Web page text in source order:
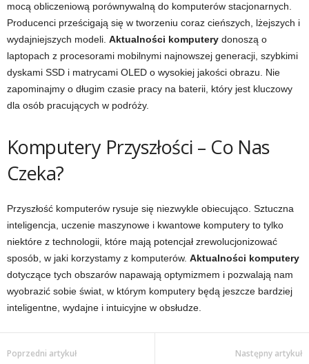
mocą obliczeniową porównywalną do komputerów stacjonarnych.
Producenci prześcigają się w tworzeniu coraz cieńszych, lżejszych i
wydajniejszych modeli. Aktualności komputery donoszą o
laptopach z procesorami mobilnymi najnowszej generacji, szybkimi
dyskami SSD i matrycami OLED o wysokiej jakości obrazu. Nie
zapominajmy o długim czasie pracy na baterii, który jest kluczowy
dla osób pracujących w podróży.
Komputery Przyszłości – Co Nas
Czeka?
Przyszłość komputerów rysuje się niezwykle obiecująco. Sztuczna
inteligencja, uczenie maszynowe i kwantowe komputery to tylko
niektóre z technologii, które mają potencjał zrewolucjonizować
sposób, w jaki korzystamy z komputerów. Aktualności komputery
dotyczące tych obszarów napawają optymizmem i pozwalają nam
wyobrazić sobie świat, w którym komputery będą jeszcze bardziej
inteligentne, wydajne i intuicyjne w obsłudze.
Poprzedni artykuł Następny artykuł